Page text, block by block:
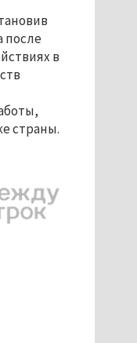
после
в
страны.